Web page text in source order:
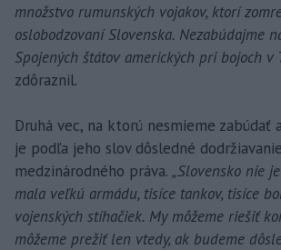
množstvo rumunských vojakov, ktorí
oslobodzovaní Slovenska. Nezabúdajme
Spojených štátov amerických pri bojoch v
zdôraznil.
Druhá vec, na ktorú nesmieme zabúdať
je podľa jeho slov dôsledné dodržiavanie
medzinárodného práva. „Slovensko nie
mala veľkú armádu, tisíce tankov, tisíce
vojenských stíhačiek. My môžeme riešiť
môžeme prežiť len vtedy, ak budeme